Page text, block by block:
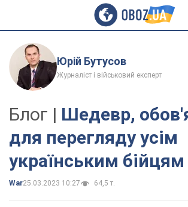
Юрій Бутусов
Журналіст і військовий експерт
Блог | Шедевр,
для перегляду усім
українським бійцям
War25.03.2023 10:27 64,5 т.